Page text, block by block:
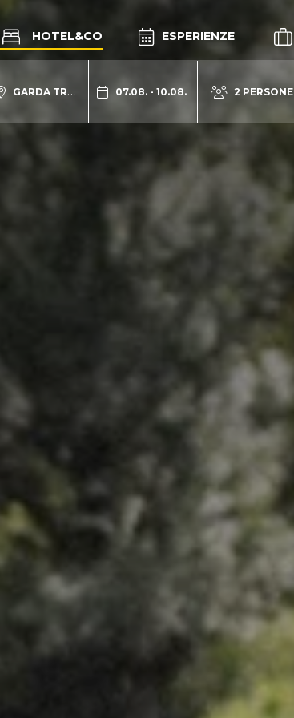
HOTEL&CO ESPERIENZE
GARDA TRENTINO 07.08. - 10.08. 2 PERSONE